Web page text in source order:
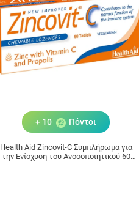
+ 10 Πόντοι
Health Aid Zincovit-C Συμπλήρωμα για
την Ενίσχυση του Ανοσοποιητικού 60